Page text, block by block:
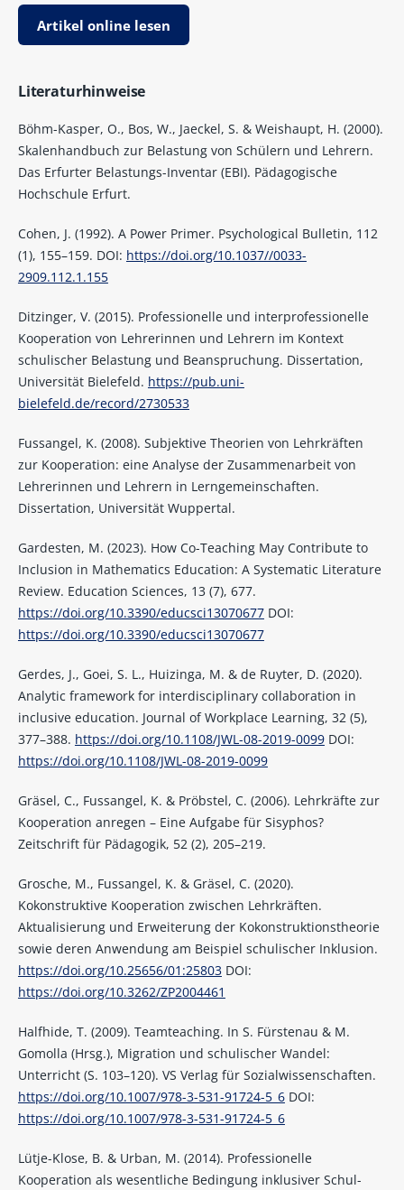
Artikel online lesen
Literaturhinweise
Böhm-Kasper, O., Bos, W., Jaeckel, S. & Weishaupt, H. (2000).
Skalenhandbuch zur Belastung von Schülern und Lehrern.
Das Erfurter Belastungs-Inventar (EBI). Pädagogische
Hochschule Erfurt.
Cohen, J. (1992). A Power Primer. Psychological Bulletin, 112
(1), 155–159. DOI: https://doi.org/10.1037//0033-
2909.112.1.155
Ditzinger, V. (2015). Professionelle und interprofessionelle
Kooperation von Lehrerinnen und Lehrern im Kontext
schulischer Belastung und Beanspruchung. Dissertation,
Universität Bielefeld. https://pub.uni-
bielefeld.de/record/2730533
Fussangel, K. (2008). Subjektive Theorien von Lehrkräften
zur Kooperation: eine Analyse der Zusammenarbeit von
Lehrerinnen und Lehrern in Lerngemeinschaften.
Dissertation, Universität Wuppertal.
Gardesten, M. (2023). How Co-Teaching May Contribute to
Inclusion in Mathematics Education: A Systematic Literature
Review. Education Sciences, 13 (7), 677.
https://doi.org/10.3390/educsci13070677DOI:
https://doi.org/10.3390/educsci13070677
Gerdes, J., Goei, S. L., Huizinga, M. & de Ruyter, D. (2020).
Analytic framework for interdisciplinary collaboration in
inclusive education. Journal of Workplace Learning, 32 (5),
377–388. https://doi.org/10.1108/JWL-08-2019-0099DOI:
https://doi.org/10.1108/JWL-08-2019-0099
Gräsel, C., Fussangel, K. & Pröbstel, C. (2006). Lehrkräfte zur
Kooperation anregen – Eine Aufgabe für Sisyphos?
Zeitschrift für Pädagogik, 52 (2), 205–219.
Grosche, M., Fussangel, K. & Gräsel, C. (2020).
Kokonstruktive Kooperation zwischen Lehrkräften.
Aktualisierung und Erweiterung der Kokonstruktionstheorie
sowie deren Anwendung am Beispiel schulischer Inklusion.
https://doi.org/10.25656/01:25803DOI:
https://doi.org/10.3262/ZP2004461
Halfhide, T. (2009). Teamteaching. In S. Fürstenau & M.
Gomolla (Hrsg.), Migration und schulischer Wandel:
Unterricht (S. 103–120). VS Verlag für Sozialwissenschaften.
https://doi.org/10.1007/978-3-531-91724-5_6DOI:
https://doi.org/10.1007/978-3-531-91724-5_6
Lütje-Klose, B. & Urban, M. (2014). Professionelle
Kooperation als wesentliche Bedingung inklusiver Schul-